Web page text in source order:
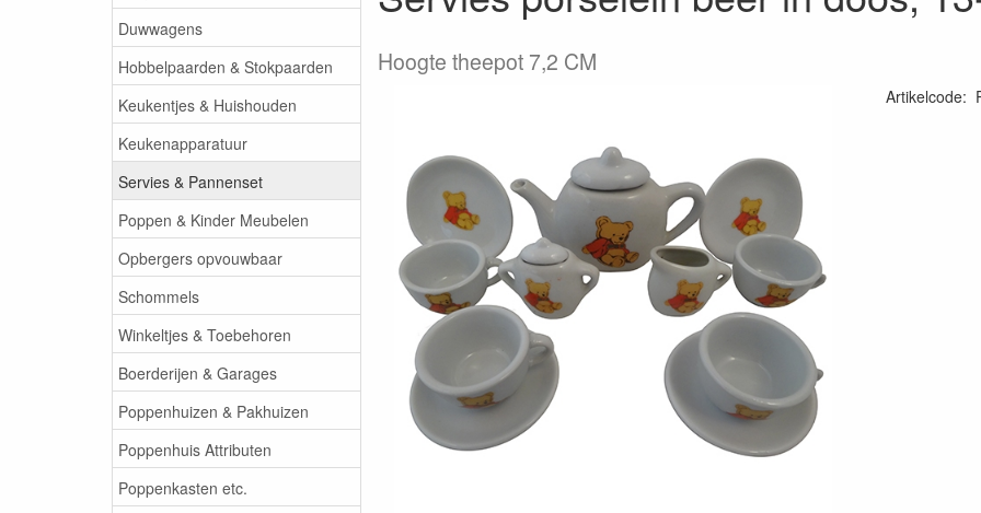
Duwwagens
Hobbelpaarden & Stokpaarden
Keukentjes & Huishouden
Keukenapparatuur
Servies & Pannenset
Poppen & Kinder Meubelen
Opbergers opvouwbaar
Schommels
Winkeltjes & Toebehoren
Boerderijen & Garages
Poppenhuizen & Pakhuizen
Poppenhuis Attributen
Poppenkasten etc.
Hoogte theepot 7,2 CM
Artikelcode: